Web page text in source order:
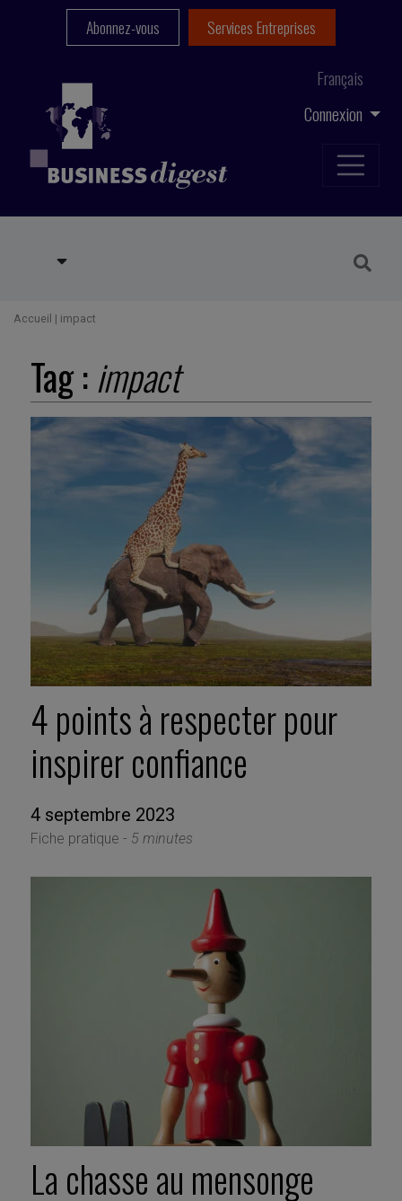
Connexion
Français
Abonnez-vous Services Entreprises
Accueil | impact
Tag :impact
4 points à respecter pour
inspirer confiance
4 septembre 2023
Fiche pratique - 5 minutes
La chasse au mensonge